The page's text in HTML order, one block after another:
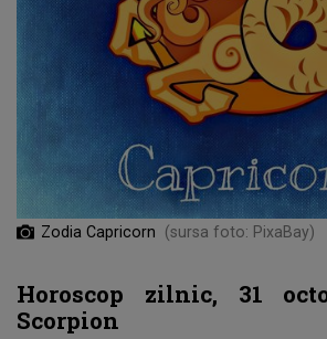
Zodia Capricorn (sursa foto: PixaBay)
Horoscop zilnic, 31
Scorpion